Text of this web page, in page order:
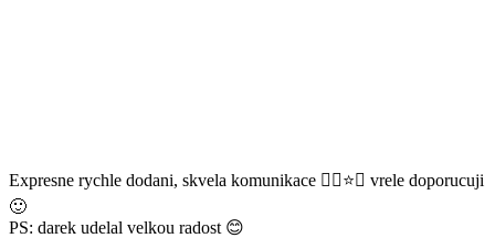
Expresne rychle dodani, skvela komunikace 👌🏻⭐️😊 vrele doporucuji
🙂
PS: darek udelal velkou radost 😊